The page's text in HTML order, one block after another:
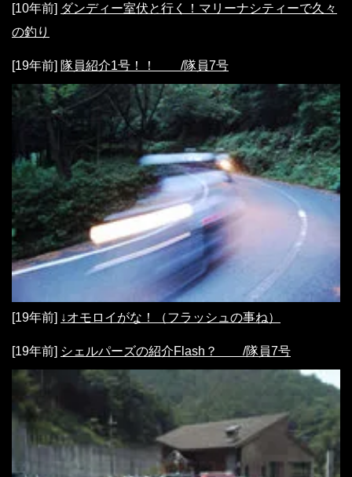
[10年前] ダンディー室伏と行く！マリーナシティーで久々
の釣り
[19年前] 隊員紹介1号！！ /隊員7号
[19年前] ↓オモロイがな！（フラッシュの事ね）
[19年前] シェルパーズの紹介Flash？ /隊員7号